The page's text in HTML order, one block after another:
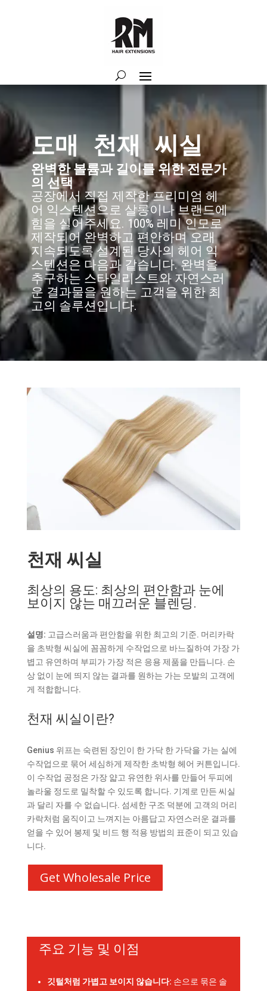
도매 천재 씨실
완벽한 볼륨과 길이를 위한 전문가
의 선택
공장에서 직접 제작한 프리미엄 헤
어 익스텐션으로 살롱이나 브랜드에
힘을 실어주세요. 100% 레미 인모로
제작되어 완벽하고 편안하며 오래
지속되도록 설계된 당사의 헤어 익
스텐션은 다음과 같습니다. 완벽을
추구하는 스타일리스트와 자연스러
운 결과물을 원하는 고객을 위한 최
고의 솔루션입니다.
천재 씨실
최상의 용도: 최상의 편안함과 눈에
보이지 않는 매끄러운 블렌딩.
설명: 고급스러움과 편안함을 위한 최고의 기준. 머리카락
을 초박형 씨실에 꼼꼼하게 수작업으로 바느질하여 가장 가
볍고 유연하며 부피가 가장 적은 응용 제품을 만듭니다. 손
상 없이 눈에 띄지 않는 결과를 원하는 가는 모발의 고객에
게 적합합니다.
천재 씨실이란?
Genius 위프는 숙련된 장인이 한 가닥 한 가닥을 가는 실에
수작업으로 묶어 세심하게 제작한 초박형 헤어 커튼입니다.
이 수작업 공정은 가장 얇고 유연한 위사를 만들어 두피에
놀라울 정도로 밀착할 수 있도록 합니다. 기계로 만든 씨실
과 달리 자를 수 없습니다. 섬세한 구조 덕분에 고객의 머리
카락처럼 움직이고 느껴지는 아름답고 자연스러운 결과를
얻을 수 있어 봉제 및 비드 행 적용 방법의 표준이 되고 있습
니다.
Get Wholesale Price
주요 기능 및 이점
깃털처럼 가볍고 보이지 않습니다: 손으로 묶은 솔